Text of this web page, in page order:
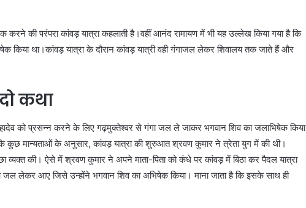
करने की परंपरा कांवड़ यात्रा कहलाती है।वहीं आनंद रामायण में भी यह उल्‍लेख किया गया है कि
किया था।कांवड़ यात्रा के दौरान कांवड़ यात्री वही गंगाजल लेकर शिवालय तक जाते हैं और
कथा
को प्रसन्न करने के लिए गढ़मुक्तेश्वर से गंगा जल ले जाकर भगवान शिव का जलाभिषेक किया
कुछ मान्यताओं के अनुसार, कांवड़ यात्रा की शुरुआत श्रवण कुमार ने त्रेता युग में की थी।
व्यक्त की। ऐसे में श्रवण कुमार ने अपने माता-पिता को कंधे पर कांवड़ में बिठा कर पैदल यात्रा
लेकर आए जिसे उन्होंने भगवान शिव का अभिषेक किया। माना जाता है कि इसके साथ ही